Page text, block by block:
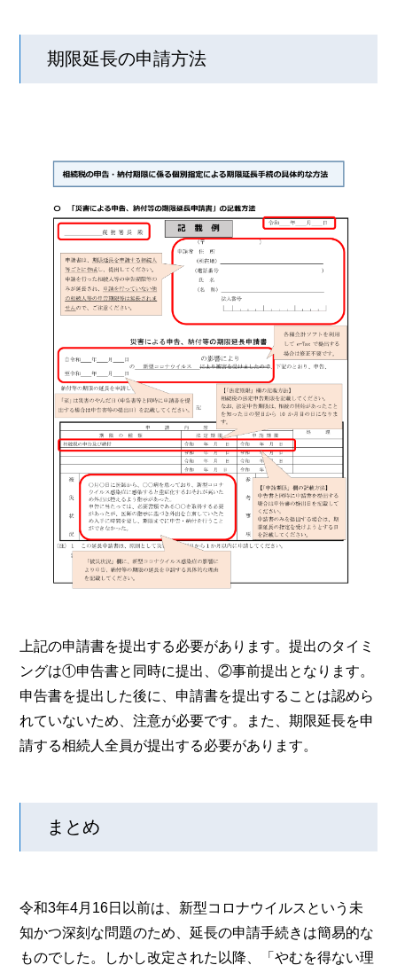
期限延長の申請方法
上記の申請書を提出する必要があります。提出のタイミ
ングは①申告書と同時に提出、②事前提出となります。
申告書を提出した後に、申請書を提出することは認めら
れていないため、注意が必要です。また、期限延長を申
請する相続人全員が提出する必要があります。
まとめ
令和3年4月16日以前は、新型コロナウイルスという未
知かつ深刻な問題のため、延長の申請手続きは簡易的な
ものでした。しかし改定された以降、「やむを得ない理